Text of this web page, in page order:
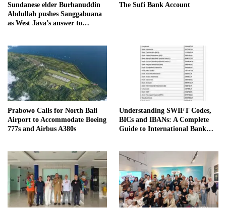
Sundanese elder Burhanuddin
Abdullah pushes Sanggabuana
as West Java’s answer to
The Sufi Bank Account
Prabowo Calls for North Bali
Airport to Accommodate Boeing
777s and Airbus A380s
Understanding SWIFT Codes,
BICs and IBANs: A Complete
Guide to International Bank